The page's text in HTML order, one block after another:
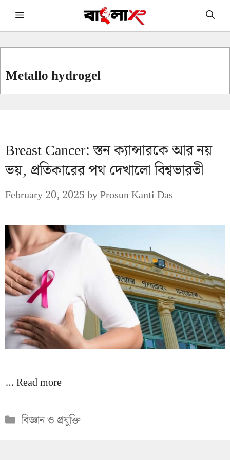
Skip Menu
Metallo hydrogel
Breast Cancer: স্তন ক্যান্সারকে আর নয়
ভয়, প্রতিকারের পথ দেখালো বিশ্বভারতী
February 20, 2025byProsun Kanti Das
…Read more
Categories
বিজ্ঞান ও প্রযুক্তি